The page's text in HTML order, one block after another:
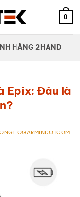
0
HÃNG 2HAND
Epix: Đâu là